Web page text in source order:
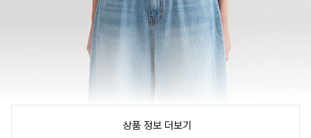
상품 정보 더보기